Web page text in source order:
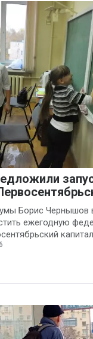
Борис Чернышов
ежегодную